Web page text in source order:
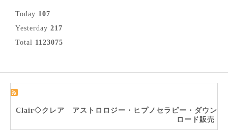
Today 107
Yesterday 217
Total 1123075
Clair◇クレア アストロロジー・ヒプノセラピー・ダウン
ロード販売